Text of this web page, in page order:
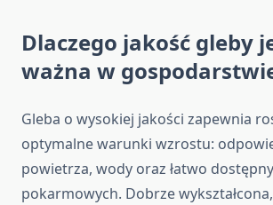
Dlaczego jakość gleby
ważna w
Gleba o wysokiej jakości zapewnia
optymalne warunki wzrostu:
powietrza, wody oraz łatwo
pokarmowych. Dobrze